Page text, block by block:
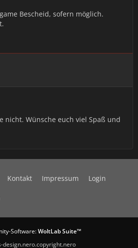
Bescheid, sofern möglich.
nicht. Wünsche euch viel Spaß und
Kontakt Impressum Login
Software:WoltLab Suite™
design.nero.copyright.nero